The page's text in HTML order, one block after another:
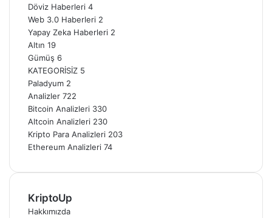
Döviz Haberleri 4
Web 3.0 Haberleri 2
Yapay Zeka Haberleri 2
Altın 19
Gümüş 6
KATEGORİSİZ 5
Paladyum 2
Analizler 722
Bitcoin Analizleri 330
Altcoin Analizleri 230
Kripto Para Analizleri 203
Ethereum Analizleri 74
KriptoUp
Hakkımızda